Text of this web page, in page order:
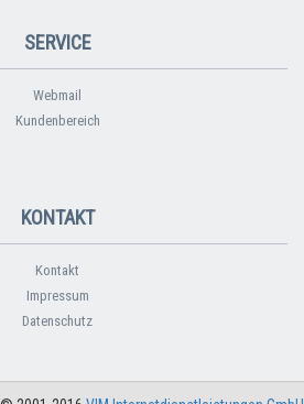
SERVICE
Webmail
Kundenbereich
KONTAKT
Kontakt
Impressum
Datenschutz